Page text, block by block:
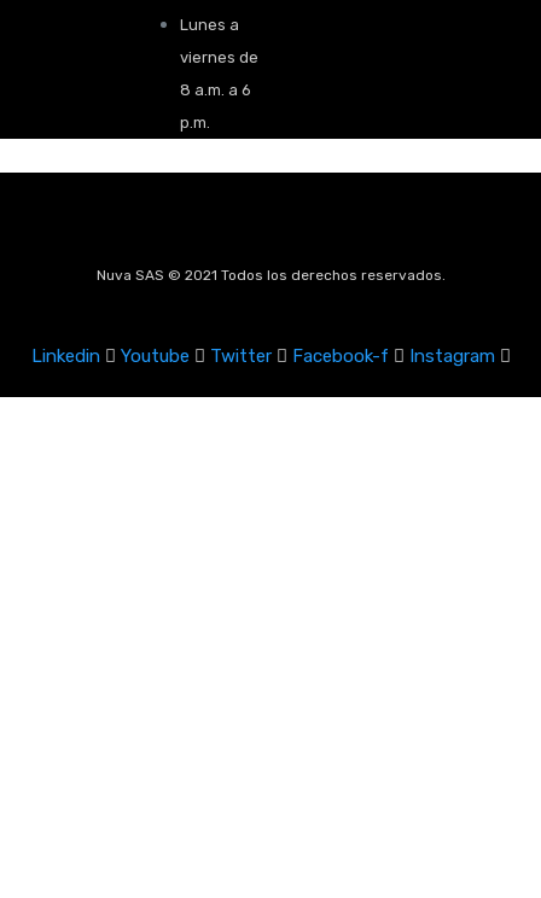
Lunes a
viernes de
8 a.m. a 6
p.m.
Nuva SAS © 2021 Todos los derechos reservados.
Linkedin Youtube Twitter Facebook-f Instagram